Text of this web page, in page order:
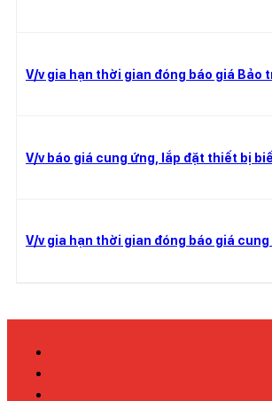
V/v gia hạn thời gian đóng báo giá
V/v báo giá cung ứng, lắp đặt thiết bị
V/v gia hạn thời gian đóng báo giá